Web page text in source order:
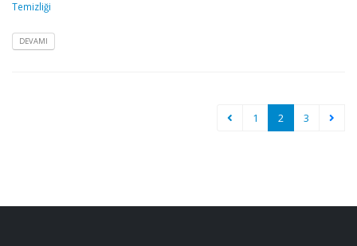
Temizliği
DEVAMI
1 2 3